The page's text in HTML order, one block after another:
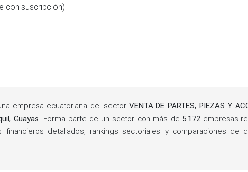
con suscripción)
empresa ecuatoriana del sector VENTA DE PARTES, PIEZAS Y
Guayas. Forma parte de un sector con más de 5.172 empresas
financieros detallados, rankings sectoriales y comparaciones de